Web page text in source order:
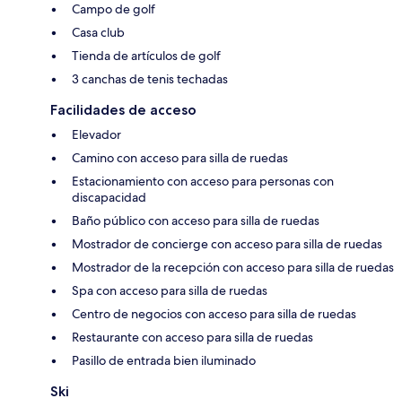
Campo de golf
Casa club
Tienda de artículos de golf
3 canchas de tenis techadas
Facilidades de acceso
Elevador
Camino con acceso para silla de ruedas
Estacionamiento con acceso para personas con
discapacidad
Baño público con acceso para silla de ruedas
Mostrador de concierge con acceso para silla de ruedas
Mostrador de la recepción con acceso para silla de ruedas
Spa con acceso para silla de ruedas
Centro de negocios con acceso para silla de ruedas
Restaurante con acceso para silla de ruedas
Pasillo de entrada bien iluminado
Ski